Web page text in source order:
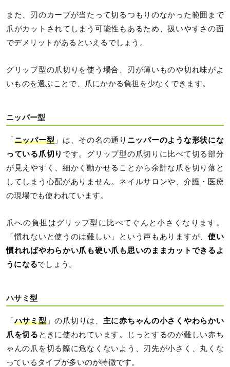
また、刃のカーブが当たって切るつもりのなかった範囲まで
爪がカットされてしまう可能性もあるため、扱いやすさの面
でデメリットがあるといえるでしょう。
グリップ型の爪切りを使う場合、刃が薄いものや切れ味がよ
いものを選ぶことで、爪にかかる負担を少なくできます。
ニッパー型
「 ニッパー型 」は、その名の通り ニッパーのような形状にな
っている爪切り です。グリップ型の爪切りに比べて切る部分
が見えやすく、細かく動かせることから余計な爪を切り落と
してしまう心配がありません。ネイルサロンや、介護・医療
の現場でも使われています。
爪への負担はグリップ型に比べてぐんと小さくなります。
「慣れないと使うのは難しい」という声もありますが、 使い
慣れればやわらかい爪も硬い爪も思いのままカットできるよ
うになるでしょう。
ハサミ型
「ハサミ型」の爪切りは、 主に赤ちゃんの小さくやわらかい
爪を切る ときに使われています。じっとするのが難しい赤ち
ゃんの爪を切る際に危なくないよう、刃先が小さく、丸くな
っているタイプが多いのが特徴です。